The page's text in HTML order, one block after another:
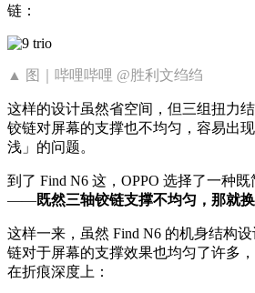
链：
▲ 图｜哔哩哔哩 @胜利文绉绉
这样的设计虽然省空间，但三组扭力
铰链对屏幕的支撑也不均匀，容易出
浅」的问题。
到了 Find N6 这，OPPO 选择了一种
——既然三轴铰链支撑不均匀，那就换
这样一来，虽然 Find N6 的机身结构
链对于屏幕的支撑效果也均匀了许多
在折痕深度上：